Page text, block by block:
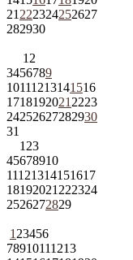
21 222324252627
282930
1 2
3456789
10111213141516
1718192021 2223
24252627282930
31
1 23
45678910
11121314151617
18192021 222324
2526272829
1 23456
78910111213